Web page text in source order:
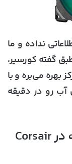
نداده و ما
گفته کورسیر،
بهره می‌بره و با
دسیبل، 820 سی‌سی آب رو در دقیقه
بلاک پمپ و کلد پلیت به کار رفته در Corsair